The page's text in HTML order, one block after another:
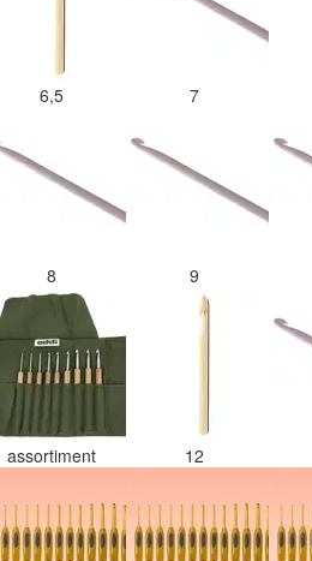
6,5 7
8 9
assortiment 12